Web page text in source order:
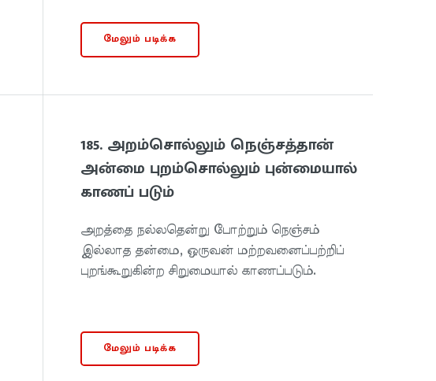
மேலும் படிக்க
185. அறம்சொல்லும் நெஞ்சத்தான்
அன்மை புறம்சொல்லும் புன்மையால்
காணப் படும்
அறத்தை நல்லதென்று போற்றும் நெஞ்சம்
இல்லாத தன்மை, ஒருவன் மற்றவனைப்பற்றிப்
புறங்கூறுகின்ற சிறுமையால் காணப்படும்.
மேலும் படிக்க